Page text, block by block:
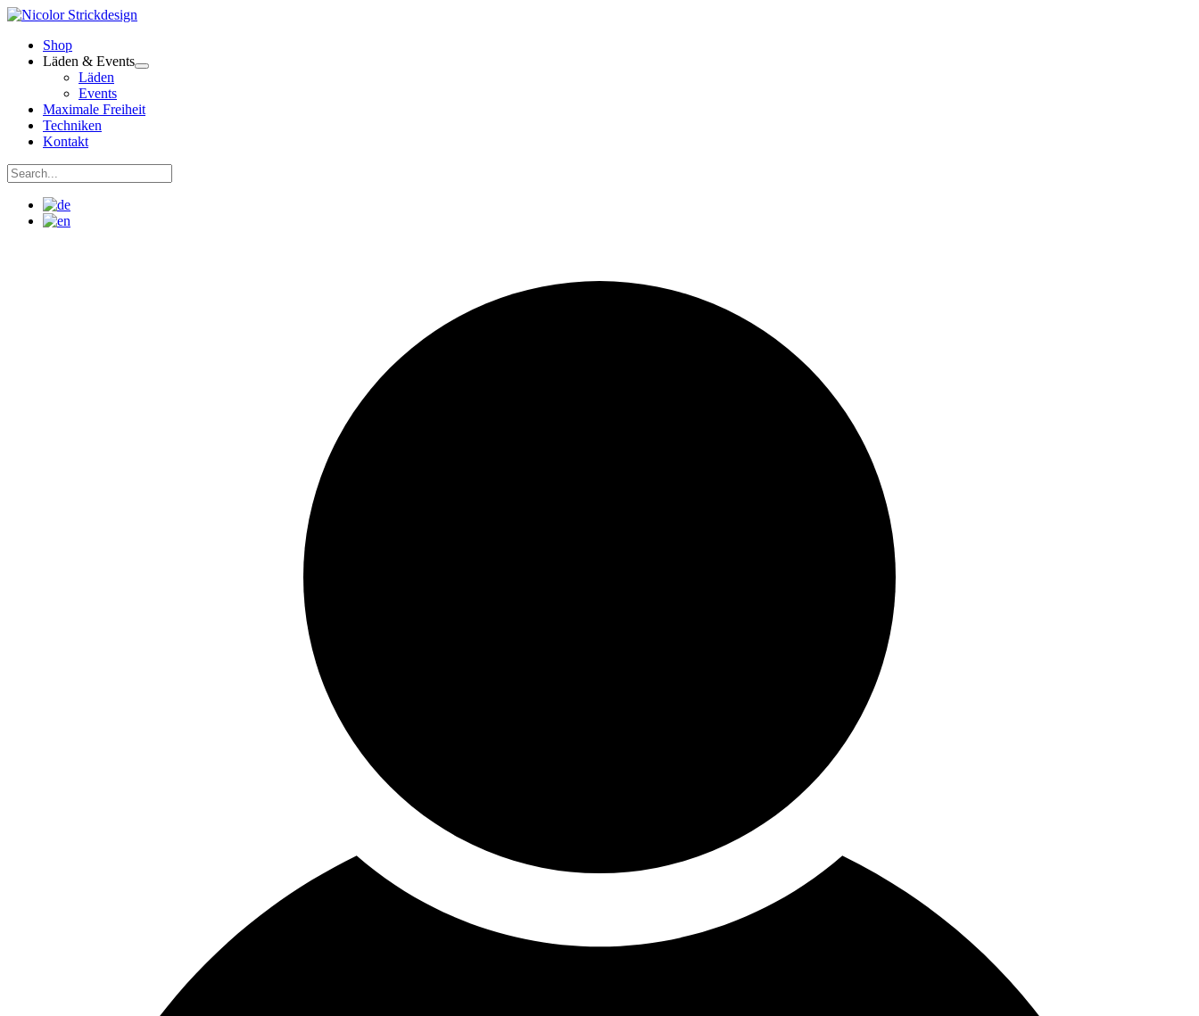
Zum
springenShop
Läden & Events
Läden
Events
Maximale Freiheit
Techniken
Kontakt
Suchen
nach: